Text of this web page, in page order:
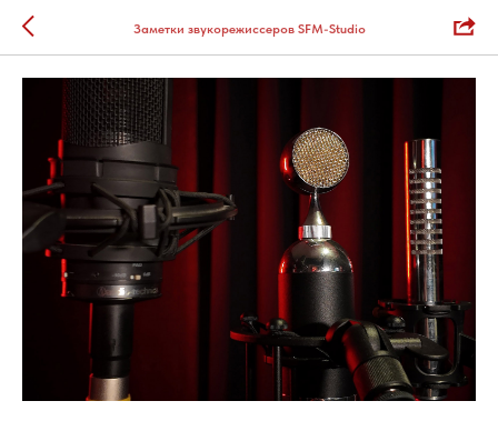
Заметки звукорежиссеров SFM-Studio